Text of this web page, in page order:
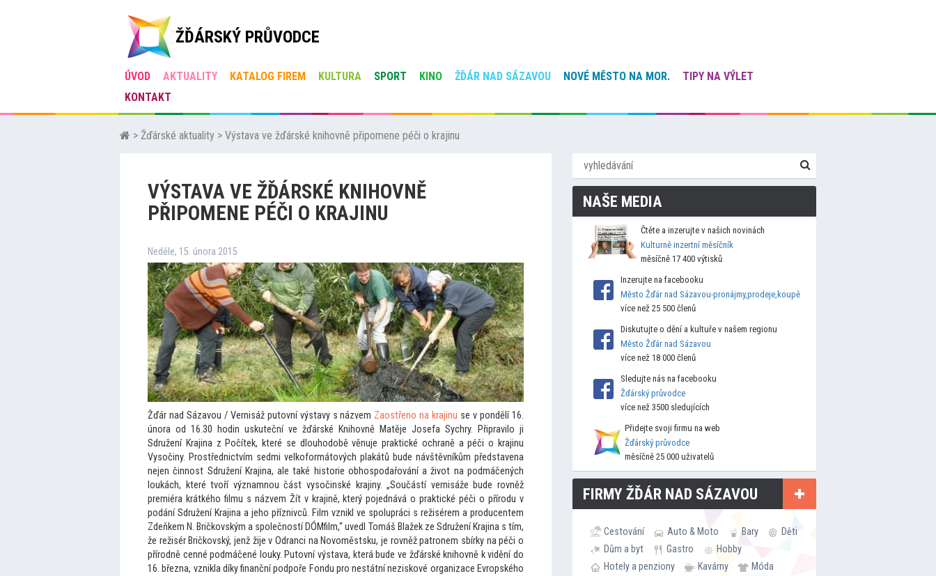
ŽĎÁRSKÝ PRŮVODCE
ÚVOD AKTUALITY KATALOG FIREM KULTURA SPORT KINO ŽĎÁR NAD SÁZAVOU NOVÉ MĚSTO NA MOR.
TIPY NA VÝLET
KONTAKT
> Žďárské aktuality > Výstava ve žďárské knihovně připomene péči o krajinu
VÝSTAVA VE ŽĎÁRSKÉ KNIHOVNĚ
PŘIPOMENE PÉČI O KRAJINU
Neděle, 15. února 2015
Žďár nad Sázavou / Vernisáž putovní výstavy s názvem Zaostřeno na krajinu se v pondělí 16.
února od 16.30 hodin uskuteční ve žďárské Knihovně Matěje Josefa Sychry. Připravilo ji
Sdružení Krajina z Počítek, které se dlouhodobě věnuje praktické ochraně a péči o krajinu
Vysočiny. Prostřednictvím sedmi velkoformátových plakátů bude návštěvníkům představena
nejen činnost Sdružení Krajina, ale také historie obhospodařování a život na podmáčených
loukách, které tvoří významnou část vysočinské krajiny. „Součástí vernisáže bude rovněž
premiéra krátkého filmu s názvem Žít v krajině, který pojednává o praktické péči o přírodu v
podání Sdružení Krajina a jeho příznivců. Film vznikl ve spolupráci s režisérem a producentem
Zdeňkem N. Bričkovským a společností DÓMfilm,“ uvedl Tomáš Blažek ze Sdružení Krajina s tím,
že režisér Bričkovský, jenž žije v Odranci na Novoměstsku, je rovněž patronem sbírky na péči o
přírodně cenné podmáčené louky. Putovní výstava, která bude ve žďárské knihovně k vidění do
16. března, vznikla díky finanční podpoře Fondu pro nestátní neziskové organizace Evropského
NAŠE MEDIA
Čtěte a inzerujte v našich novinách
Kulturně inzertní měsíčník
měsíčně 17 400 výtisků
Inzerujte na facebooku
Město Žďár nad Sázavou-pronájmy,prodeje,koupě
více než 25 500 členů
Diskutujte o dění a kultuře v našem regionu
Město Žďár nad Sázavou
více než 18 000 členů
Sledujte nás na facebooku
Žďárský průvodce
více než 3500 sledujících
Přidejte svoji firmu na web
Žďárský průvodce
měsíčně 25 000 uživatelů
FIRMY ŽĎÁR NAD SÁZAVOU
Cestování Auto & Moto Bary
Děti
Dům a byt
Gastro
Hobby
Hotely a penziony
Kavárny
Móda